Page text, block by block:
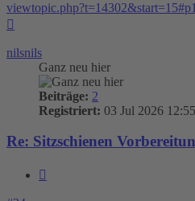
nilsnils
Ganz neu hier
Beiträge: 2
Registriert: 03 Jul 2026 12:55
Re: Sitzschienen